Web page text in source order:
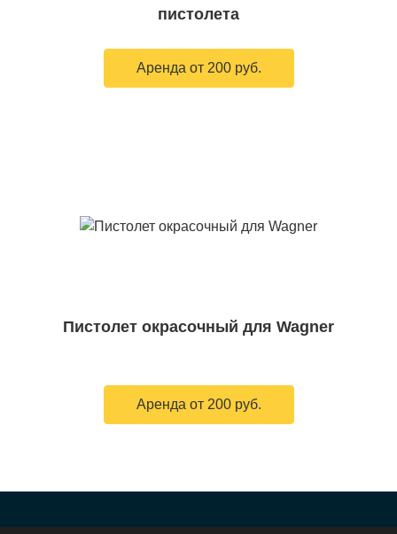
пистолета
Аренда от 200 руб.
Пистолет окрасочный для Wagner
Аренда от 200 руб.